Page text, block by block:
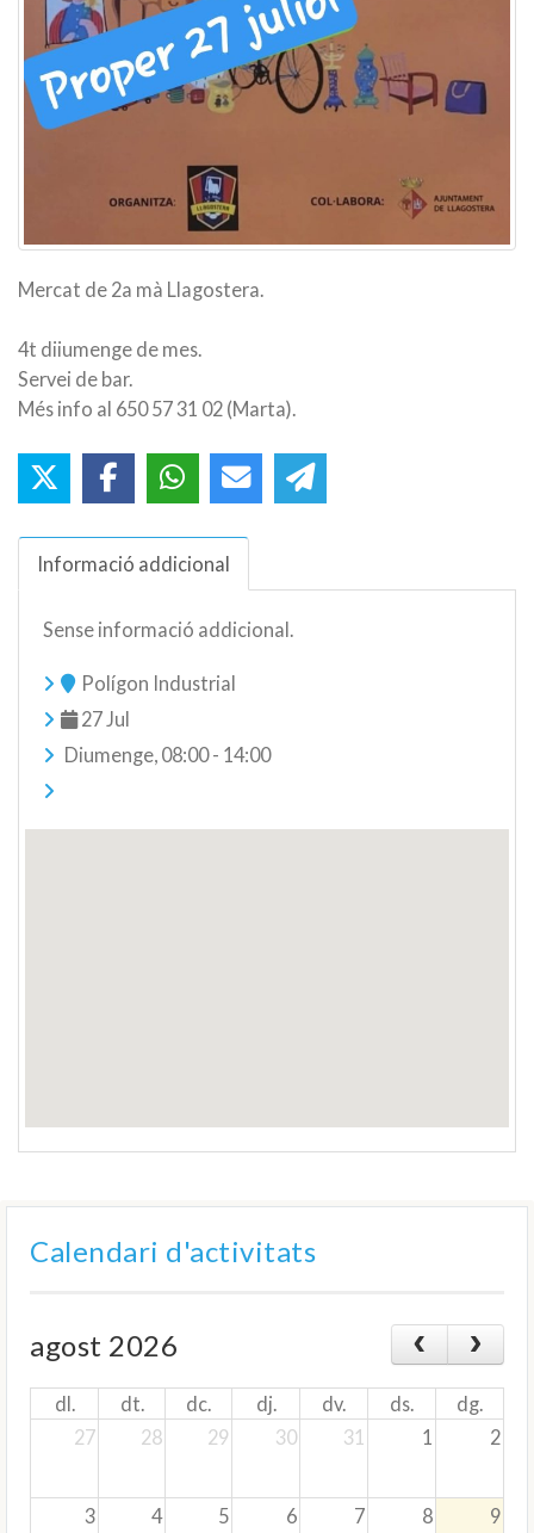
Mercat de 2a mà Llagostera.
4t diiumenge de mes.
Servei de bar.
Més info al 650 57 31 02 (Marta).
Informació addicional
Sense informació addicional.
Polígon Industrial
27 Jul
Diumenge, 08:00 - 14:00
Calendari d'activitats
agost 2026
dl. dt. dc. dj. dv. ds.
dg.
27
28 29 30 31 1 2
3 4 5 6 7 8 9